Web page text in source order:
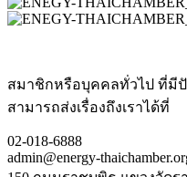
สมาชิกหรือบุคคลทั่วไป ที่มี
สามารถส่งเรื่องถึงเราได้ที่
02-018-6888
admin@energy-